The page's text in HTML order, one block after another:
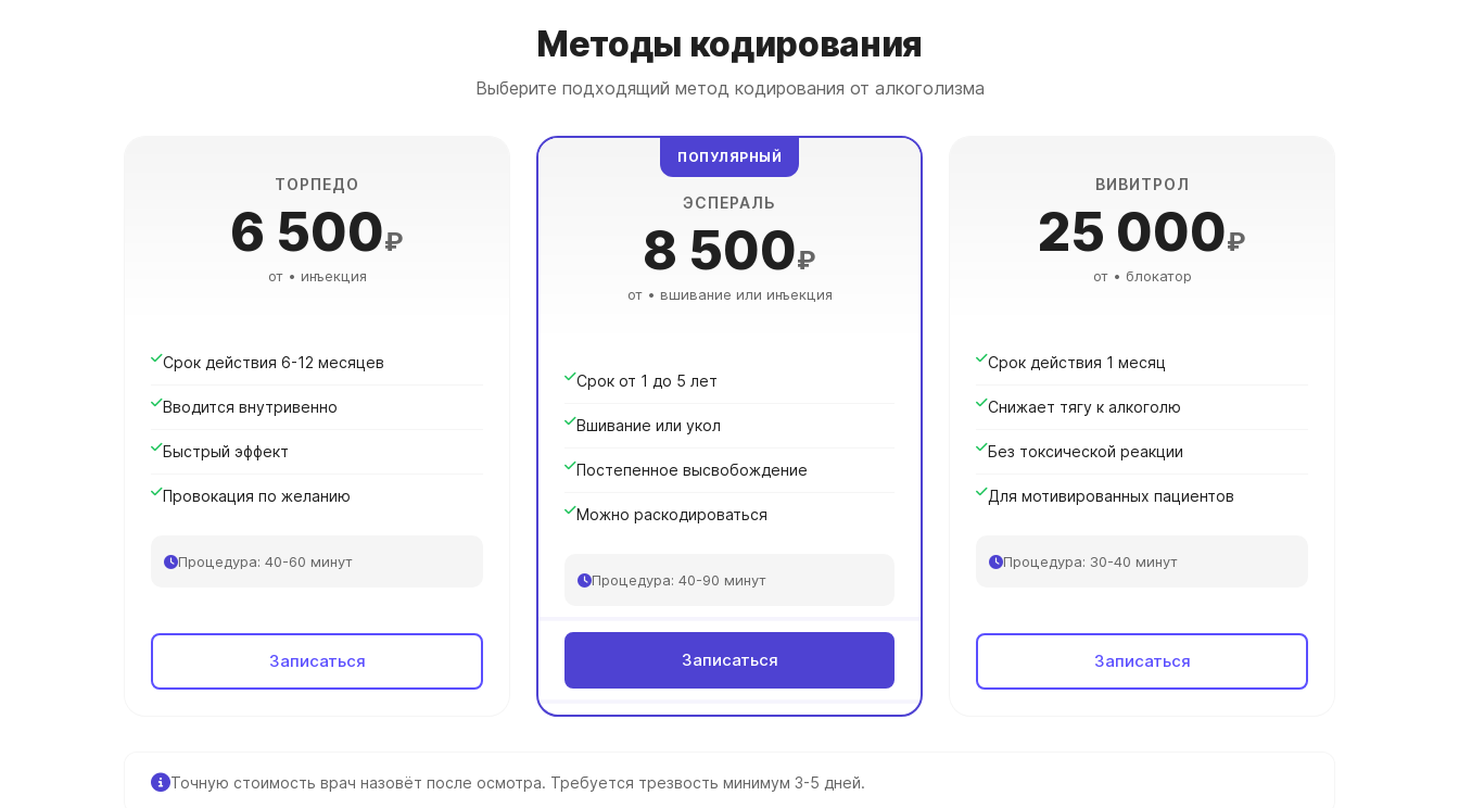
Методы кодирования
Выберите подходящий метод кодирования от алкоголизма
ТОРПЕДО
6 500₽
от • инъекция
Срок действия 6-12 месяцев
Вводится внутривенно
Быстрый эффект
Провокация по желанию
Процедура: 40-60 минут
Записаться
ПОПУЛЯРНЫЙ
ЭСПЕРАЛЬ
8 500₽
от • вшивание или инъекция
Срок от 1 до 5 лет
Вшивание или укол
Постепенное высвобождение
Можно раскодироваться
Процедура: 40-90 минут
Записаться
ВИВИТРОЛ
25 000₽
от • блокатор
Срок действия 1 месяц
Снижает тягу к алкоголю
Без токсической реакции
Для мотивированных пациентов
Процедура: 30-40 минут
Записаться
Точную стоимость врач назовёт после осмотра. Требуется трезвость минимум 3-5 дней.